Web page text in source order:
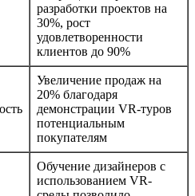
разработки проектов на
30%, рост
удовлетворенности
клиентов до 90%
Увеличение продаж на
20% благодаря
демонстрации VR-туров
потенциальным
покупателям
Обучение дизайнеров с
использованием VR-